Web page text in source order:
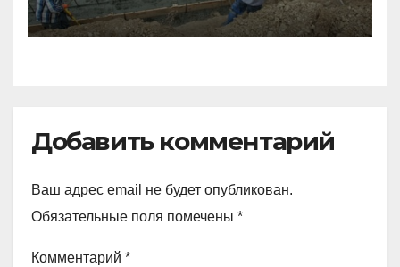
Добавить комментарий
Ваш адрес email не будет опубликован.
Обязательные поля помечены *
Комментарий *